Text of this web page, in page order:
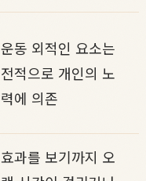
운동 외적인 요소는
전적으로 개인의 노
력에 의존
효과를 보기까지 오